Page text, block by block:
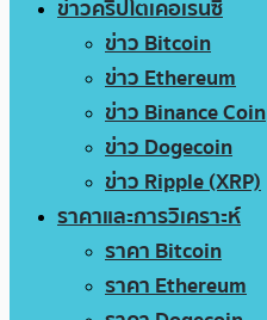
ข่าวคริปโตเคอเรนซี่
ข่าว Bitcoin
ข่าว Ethereum
ข่าว Binance Coin
ข่าว Dogecoin
ข่าว Ripple (XRP)
ราคาและการวิเคราะห์
ราคา Bitcoin
ราคา Ethereum